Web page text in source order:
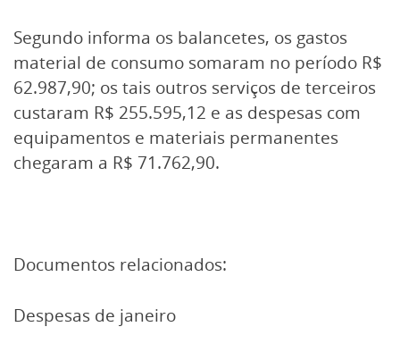
Segundo informa os balancetes, os gastos
material de consumo somaram no período R$
62.987,90; os tais outros serviços de terceiros
custaram R$ 255.595,12 e as despesas com
equipamentos e materiais permanentes
chegaram a R$ 71.762,90.
Documentos relacionados:
Despesas de janeiro